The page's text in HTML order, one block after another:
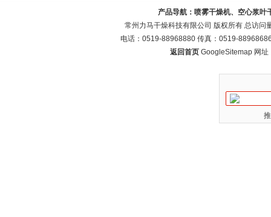
产品导航： 喷雾干燥机、空心浆叶
常州力马干燥科技有限公司 版权所有 总访问
电话：0519-88968880 传真：0519-
返回首页 GoogleSitemap 网